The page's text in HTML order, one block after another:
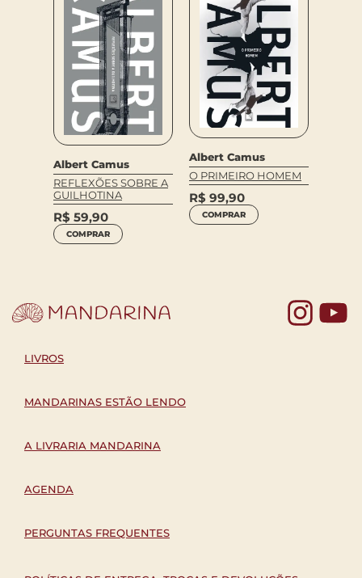
Albert Camus
REFLEXÕES SOBRE A
GUILHOTINA
R$ 59,90
COMPRAR
Albert Camus
O PRIMEIRO HOMEM
R$ 99,90
COMPRAR
LIVROS
MANDARINAS ESTÃO LENDO
A LIVRARIA MANDARINA
AGENDA
PERGUNTAS FREQUENTES